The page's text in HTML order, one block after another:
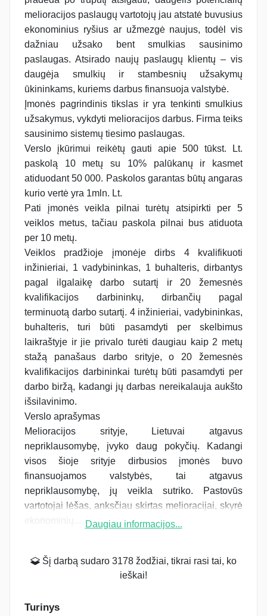
melioracijos paslaugų vartotojų jau atstatė buvusius
ekonominius ryšius ar užmezgė naujus, todėl vis
dažniau užsako bent smulkias sausinimo
paslaugas. Atsirado naujų paslaugų klientų – vis
daugėja smulkių ir stambesnių užsakymų
ūkininkams, kuriems darbus finansuoja valstybė.
Įmonės pagrindinis tikslas ir yra tenkinti smulkius
užsakymus, vykdyti melioracijos darbus. Firma teiks
sausinimo sistemų tiesimo paslaugas.
Verslo įkūrimui reikėtų gauti apie 500 tūkst. Lt.
paskolą 10 metų su 10% palūkanų ir kasmet
atiduodant 50 000. Paskolos garantas būtų angaras
kurio vertė yra 1mln. Lt.
Pati įmonės veikla pilnai turėtų atsipirkti per 5
veiklos metus, tačiau paskola pilnai bus atiduota
per 10 metų.
Veiklos pradžioje įmonėje dirbs 4 kvalifikuoti
inžinieriai, 1 vadybininkas, 1 buhalteris, dirbantys
pagal ilgalaikę darbo sutartį ir 20 žemesnės
kvalifikacijos darbininkų, dirbančių pagal
terminuotą darbo sutartį. 4 inžinieriai, vadybininkas,
buhalteris, turi būti pasamdyti per skelbimus
laikraštyje ir jie privalo turėti daugiau kaip 2 metų
stažą panašaus darbo srityje, o 20 žemesnės
kvalifikacijos darbininkai turėtų būti pasamdyti per
darbo biržą, kadangi jų darbas nereikalauja aukšto
išsilavinimo.
Verslo aprašymas
Melioracijos srityje, Lietuvai atgavus
nepriklausomybę, įvyko daug pokyčių. Kadangi
visos šioje srityje dirbusios įmonės buvo
finansuojamos valstybės, tai atgavus
nepriklausomybę, jų veikla sutriko. Pastovūs
vartotojai lėšas, anksčiau skirtas melioracijai, skyrė
Daugiau informacijos...
Šį darbą sudaro 3178 žodžiai, tikrai rasi tai, ko
ieškai!
Turinys